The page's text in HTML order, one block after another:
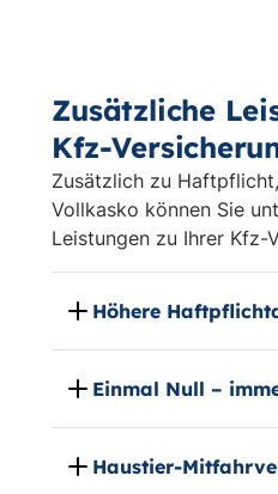
Zusätzliche
Kfz-
Zusätzlich zu
Vollkasko können Sie
Leistungen zu Ihrer Kfz-
Höhere
Einmal Null –
Haustier-